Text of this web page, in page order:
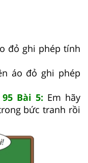
đỏ ghi phép tính
áo đỏ ghi phép
Bài 5: Em hãy
bức tranh rồi